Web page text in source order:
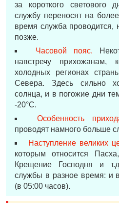
за короткого светового
службу переносят на
время служба проводится,
позже.
Часовой пояс.
навстречу прихожанам,
холодных регионах
Севера. Здесь сильно
солнца, и в погожие дни
-20°С.
Особенность
проводят намного больше
Наступление великих
которым относится
Крещение Господня и
службы в разное время: и
(в 05:00 часов).